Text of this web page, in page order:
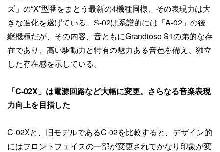
ズ」の“X”型番をまとう最新の4機種同様、その表現力は大
きな進化を遂げている。S-02は系譜的には「A-02」の後
継機種だが、その内容、音ともにGrandioso S1の弟的な存
在であり、高い駆動力と特有の魅力ある音色を備え、独立
した存在感を示している。
「C-02X」は電源回路など大幅に変更。さらなる音楽表現
力向上を目指した
C-02Xと、旧モデルであるC-02を比較すると、デザイン的
にはフロントフェイスの一部が変更されてかなり印象が変